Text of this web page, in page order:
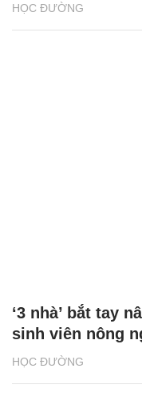
HỌC ĐƯỜNG
HỌC ĐƯỜNG
‘3 nhà’ bắt tay
sinh viên nông